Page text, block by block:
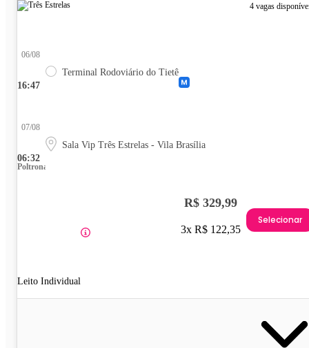
4 vagas
16:47
06/08
Terminal Rodoviário do Tietê
06:32
07/08
Sala Vip Três Estrelas - Vila Brasília
Poltrona
Leito Individual
R$ 329,99
3x R$ 122,35
Selecionar